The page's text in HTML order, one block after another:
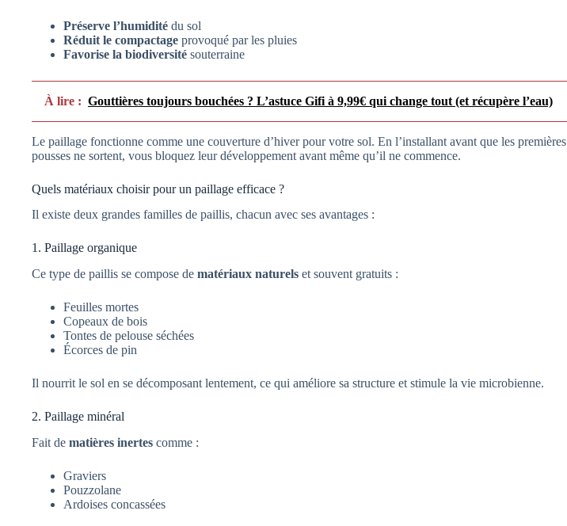
Préserve l’humidité du sol
Réduit le compactage provoqué par les pluies
Favorise la biodiversité souterraine
À lire : Gouttières toujours bouchées ? L’astuce Gifi à 9,99€ qui change tout (et récupère l’eau)
Le paillage fonctionne comme une couverture d’hiver pour votre sol. En l’installant avant que les premières
pousses ne sortent, vous bloquez leur développement avant même qu’il ne commence.
Quels matériaux choisir pour un paillage efficace ?
Il existe deux grandes familles de paillis, chacun avec ses avantages :
1. Paillage organique
Ce type de paillis se compose de matériaux naturels et souvent gratuits :
Feuilles mortes
Copeaux de bois
Tontes de pelouse séchées
Écorces de pin
Il nourrit le sol en se décomposant lentement, ce qui améliore sa structure et stimule la vie microbienne.
2. Paillage minéral
Fait de matières inertes comme :
Graviers
Pouzzolane
Ardoises concassées